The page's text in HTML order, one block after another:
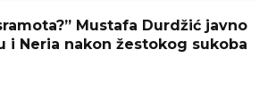
Mustafa Durdžić javno
i Neria nakon žestokog sukoba